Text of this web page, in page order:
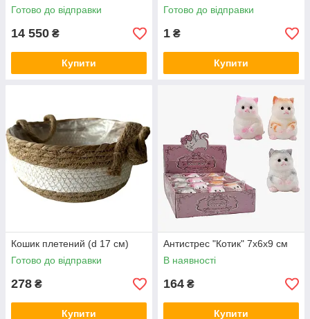
Готово до відправки
14 550 ₴
Купити
Готово до відправки
1 ₴
Купити
Кошик плетений (d 17 см)
Готово до відправки
278 ₴
Купити
Антистрес "Котик" 7х6х9 см
В наявності
164 ₴
Купити